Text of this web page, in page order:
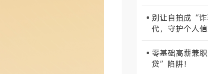
别让自拍成“
代，守护个人
零基础高薪兼
贷”陷阱！